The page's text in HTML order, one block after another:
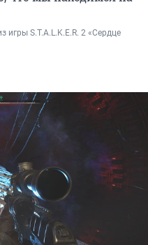
но фактически
в S.T.A.LK.E.R.
S.T.A.L.K.E.R. 2 «Сердце